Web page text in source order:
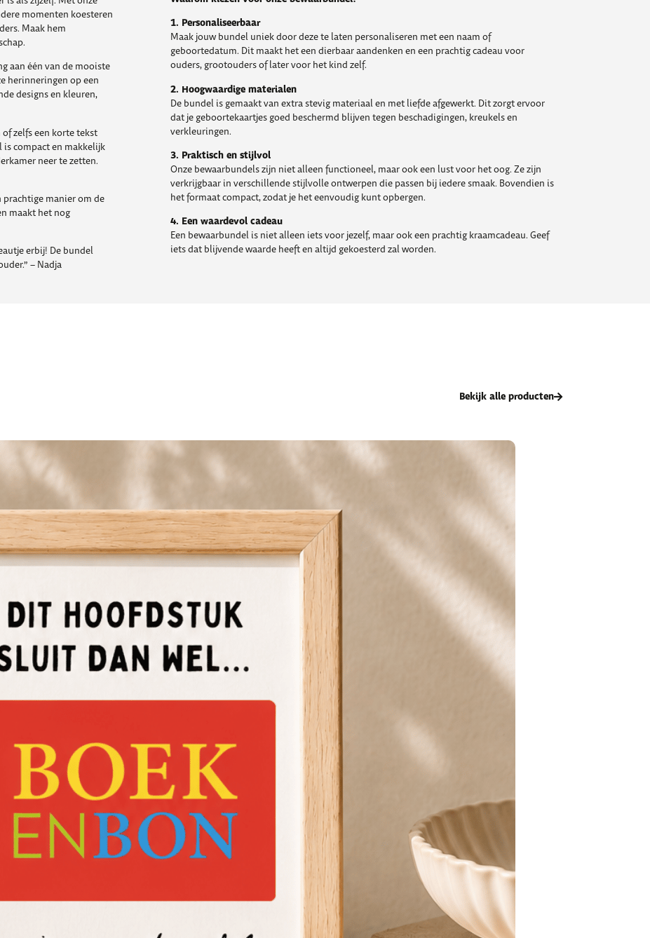
momenten koesteren
Maak hem
aan één van de mooiste
herinneringen op een
designs en kleuren,
zelfs een korte tekst
is compact en makkelijk
neer te zetten.
prachtige manier om de
maakt het nog
erbij! De bundel
– Nadja
1. Personaliseerbaar
Maak jouw bundel uniek door deze te laten personaliseren met een naam of
geboortedatum. Dit maakt het een dierbaar aandenken en een prachtig cadeau voor
ouders, grootouders of later voor het kind zelf.
2. Hoogwaardige materialen
De bundel is gemaakt van extra stevig materiaal en met liefde afgewerkt. Dit zorgt ervoor
dat je geboortekaartjes goed beschermd blijven tegen beschadigingen, kreukels en
verkleuringen.
3. Praktisch en stijlvol
Onze bewaarbundels zijn niet alleen functioneel, maar ook een lust voor het oog. Ze zijn
verkrijgbaar in verschillende stijlvolle ontwerpen die passen bij iedere smaak. Bovendien is
het formaat compact, zodat je het eenvoudig kunt opbergen.
4. Een waardevol cadeau
Een bewaarbundel is niet alleen iets voor jezelf, maar ook een prachtig kraamcadeau. Geef
iets dat blijvende waarde heeft en altijd gekoesterd zal worden.
Bekijk alle producten